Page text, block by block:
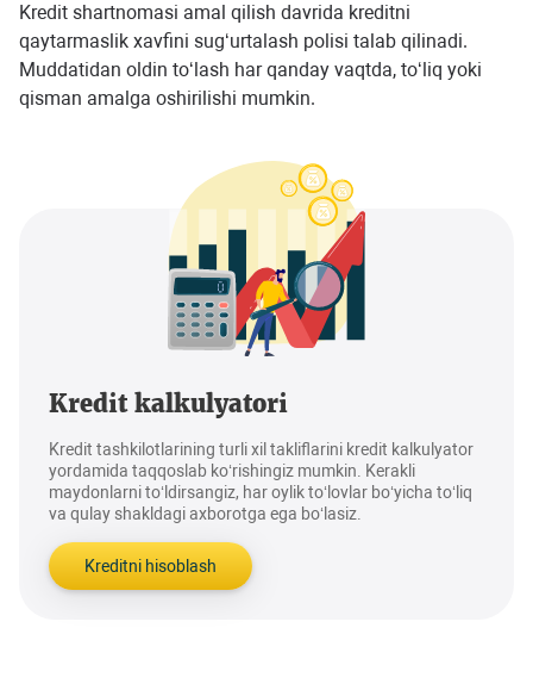
Kredit shartnomasi amal qilish davrida kreditni
qaytarmaslik xavfini sug‘urtalash polisi talab qilinadi.
Muddatidan oldin to‘lash har qanday vaqtda, to‘liq yoki
qisman amalga oshirilishi mumkin.
Kredit kalkulyatori
Kredit tashkilotlarining turli xil takliflarini kredit kalkulyator
yordamida taqqoslab ko‘rishingiz mumkin. Kerakli
maydonlarni to‘ldirsangiz, har oylik to‘lovlar bo‘yicha to‘liq
va qulay shakldagi axborotga ega bo‘lasiz.
Kreditni hisoblash